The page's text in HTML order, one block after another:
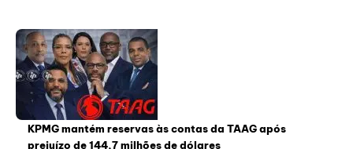
KPMG mantém reservas às contas da TAAG após
prejuízo de 144,7 milhões de dólares